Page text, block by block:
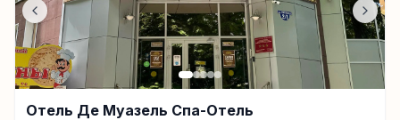
Отель Де Муазель Спа-Отель